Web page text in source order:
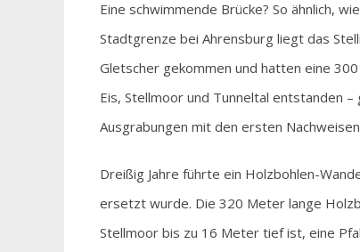
Eine schwimmende Brücke? So ähnlich,
Stadtgrenze bei Ahrensburg liegt das
Gletscher gekommen und hatten eine
Eis, Stellmoor und Tunneltal entstanden
Ausgrabungen mit den ersten
Dreißig Jahre führte ein Holzbohlen-
ersetzt wurde. Die 320 Meter lange
Stellmoor bis zu 16 Meter tief ist, eine